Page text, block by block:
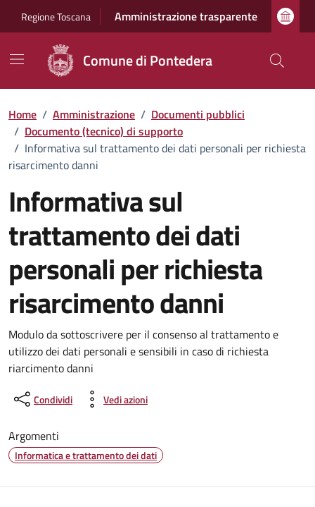
Regione Toscana Amministrazione trasparente
Comune di Pontedera
Home / Amministrazione / Documenti pubblici
/ Documento (tecnico) di supporto
/ Informativa sul trattamento dei dati personali per richiesta
risarcimento danni
Informativa sul
trattamento dei dati
personali per richiesta
risarcimento danni
Dettagli del documento
Modulo da sottoscrivere per il consenso al trattamento e
utilizzo dei dati personali e sensibili in caso di richiesta
riarcimento danni
Condividi Vedi azioni
Argomenti
Informatica e trattamento dei dati